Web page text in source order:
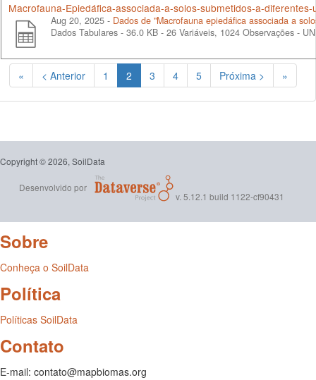
Macrofauna-Epiedáfica-associada-a-solos-submetidos-a-
Aug 20, 2025 - Dados de "Macrofauna epiedáfica associada a
Dados Tabulares - 36.0 KB - 26 Variáveis, 1024 Observações -
« < Anterior 1 2(Atual)
3 4 5 Próxima > »
Copyright © 2026, SoilData
Desenvolvido por
v. 5.12.1 build 1122-cf90431
Sobre
Conheça o SoilData
Política
Políticas SoilData
Contato
E-mail: contato@mapbiomas.org